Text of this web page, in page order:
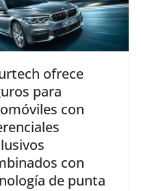
ofrece
para
con
con
de punta